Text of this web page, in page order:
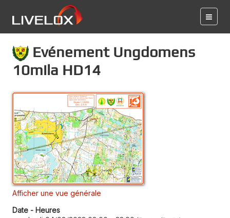
Evénement Ungdomens
10mila HD14
Afficher une vue générale
Date - Heures